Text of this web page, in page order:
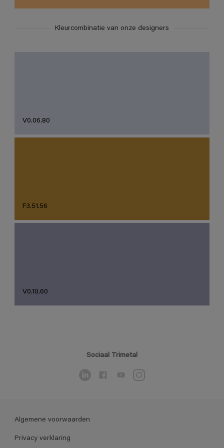
Kleurcombinatie van onze designers
V0.06.80
F3.51.56
V0.10.60
Sociaal Trimetal
Algemene voorwaarden
Privacy verklaring